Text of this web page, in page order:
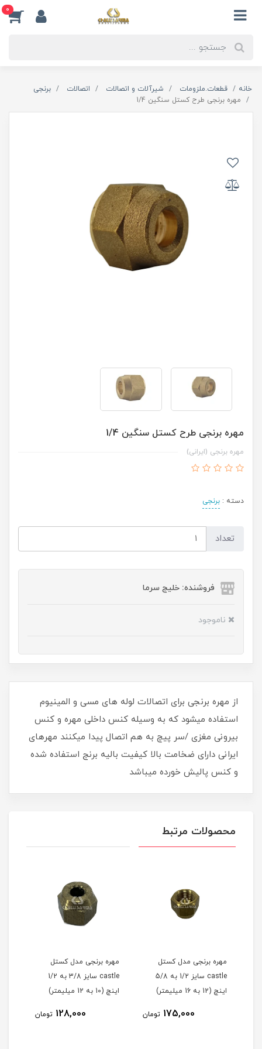
0
خانه قطعات.ملزومات شیرآلات و اتصالات اتصالات
برنجی
مهره برنجی طرح کستل سنگین 1/4
مهره برنجی طرح کستل سنگین 1/4
مهره برنجی (ایرانی)
دسته : برنجی
تعداد
فروشنده: خلیج سرما
ناموجود
از مهره برنجی برای اتصالات لوله های مسی و المینیوم
استفاده میشود که به وسیله کنس داخلی مهره و کنس
بیرونی مغزی /سر پیچ به هم اتصال پیدا میکنند مهرهای
ایرانی دارای ضخامت بالا کیفیت بالیه برنج استفاده شده
و کنس پالیش خورده میباشد
محصولات مرتبط
مهره برنجی مدل کستل
castle سایز 1/2 به 5/8
اینچ (12 به 16 میلیمتر)
175,000 تومان
مهره برنجی مدل کستل
castle سایز 3/8 به 1/2
اینچ (10 به 12 میلیمتر)
128,000 تومان